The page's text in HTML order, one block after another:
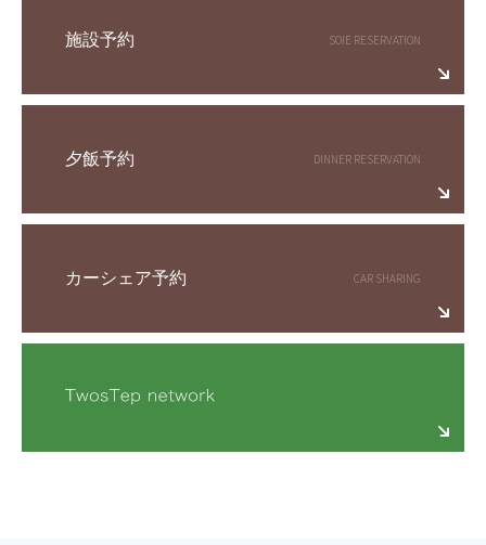
施設予約
夕飯予約
カーシェア予約